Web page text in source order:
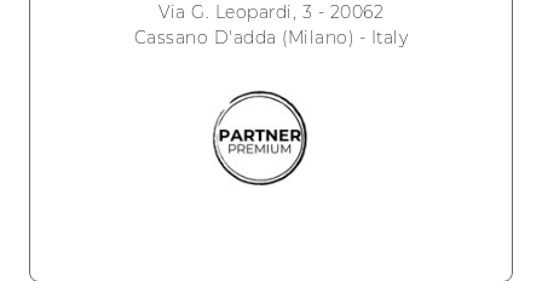
Via G. Leopardi, 3 - 20062
Cassano D'adda (Milano) - Italy